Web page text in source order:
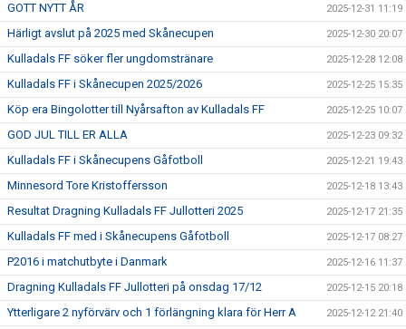
GOTT NYTT ÅR 2025-12-31 11:19
Härligt avslut på 2025 med Skånecupen 2025-12-30 20:07
Kulladals FF söker fler ungdomstränare 2025-12-28 12:08
Kulladals FF i Skånecupen 2025/2026 2025-12-25 15:35
Köp era Bingolotter till Nyårsafton av Kulladals FF 2025-12-25 10:07
GOD JUL TILL ER ALLA 2025-12-23 09:32
Kulladals FF i Skånecupens Gåfotboll 2025-12-21 19:43
Minnesord Tore Kristoffersson 2025-12-18 13:43
Resultat Dragning Kulladals FF Jullotteri 2025 2025-12-17 21:35
Kulladals FF med i Skånecupens Gåfotboll 2025-12-17 08:27
P2016 i matchutbyte i Danmark 2025-12-16 11:37
Dragning Kulladals FF Jullotteri på onsdag 17/12 2025-12-15 20:18
Ytterligare 2 nyförvärv och 1 förlängning klara för Herr A 2025-12-12 21:40